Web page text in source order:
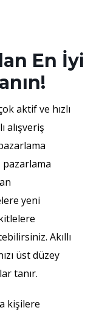
En İyi
aktif ve hızlı
alışveriş
yeni
Akıllı
üst düzey
tanır.
kişilere